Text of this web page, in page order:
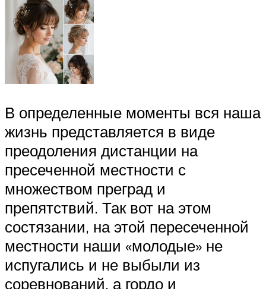
В определенные моменты вся наша
жизнь представляется в виде
преодоления дистанции на
пресеченной местности с
множеством преград и
препятствий. Так вот на этом
состязании, на этой пересеченной
местности наши «молодые» не
испугались и не выбыли из
соревнований, а гордо и